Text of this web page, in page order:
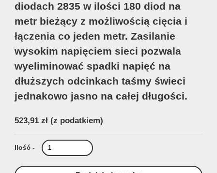
diodach 2835 w ilości 180 diod na
metr bieżący z możliwością cięcia i
łączenia co jeden metr. Zasilanie
wysokim napięciem sieci pozwala
wyeliminować spadki napięć na
dłuższych odcinkach taśmy świeci
jednakowo jasno na całej długości.
523,91 zł (z podatkiem)
Ilość -